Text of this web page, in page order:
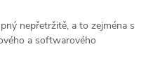
nepřetržitě, a to zejména s
a softwarového